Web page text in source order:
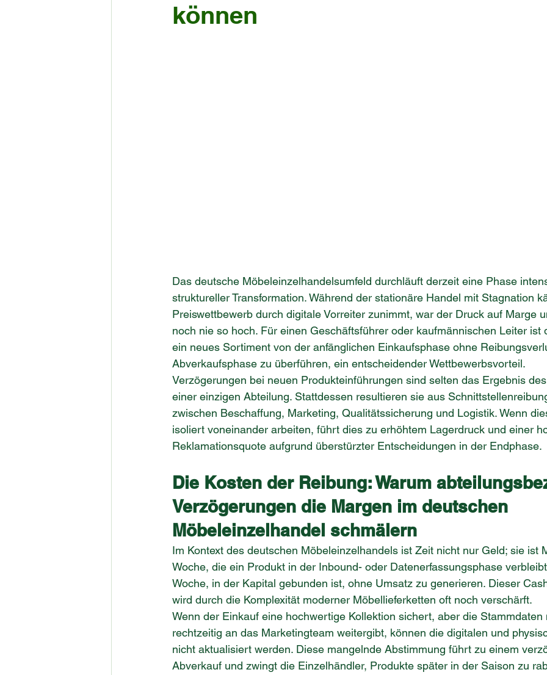
können
Das deutsche Möbeleinzelhandelsumfeld durchläuft derzeit eine Phase
struktureller Transformation. Während der stationäre Handel mit Stagnation
Preiswettbewerb durch digitale Vorreiter zunimmt, war der Druck auf Marge
noch nie so hoch. Für einen Geschäftsführer oder kaufmännischen Leiter ist
ein neues Sortiment von der anfänglichen Einkaufsphase ohne
Abverkaufsphase zu überführen, ein entscheidender Wettbewerbsvorteil.
Verzögerungen bei neuen Produkteinführungen sind selten das Ergebnis
einer einzigen Abteilung. Stattdessen resultieren sie aus
zwischen Beschaffung, Marketing, Qualitätssicherung und Logistik. Wenn
isoliert voneinander arbeiten, führt dies zu erhöhtem Lagerdruck und einer
Reklamationsquote aufgrund überstürzter Entscheidungen in der Endphase.
Die Kosten der Reibung: Warum
Verzögerungen die Margen im deutschen
Möbeleinzelhandel schmälern
Im Kontext des deutschen Möbeleinzelhandels ist Zeit nicht nur Geld; sie ist
Woche, die ein Produkt in der Inbound- oder Datenerfassungsphase
Woche, in der Kapital gebunden ist, ohne Umsatz zu generieren. Dieser
wird durch die Komplexität moderner Möbellieferketten oft noch verschärft.
Wenn der Einkauf eine hochwertige Kollektion sichert, aber die Stammdaten
rechtzeitig an das Marketingteam weitergibt, können die digitalen und
nicht aktualisiert werden. Diese mangelnde Abstimmung führt zu einem
Abverkauf und zwingt die Einzelhändler, Produkte später in der Saison zu